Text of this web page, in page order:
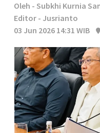
Oleh - Subkhi Kurnia
Editor - Jusrianto
03 Jun 2026 14:31 WIB